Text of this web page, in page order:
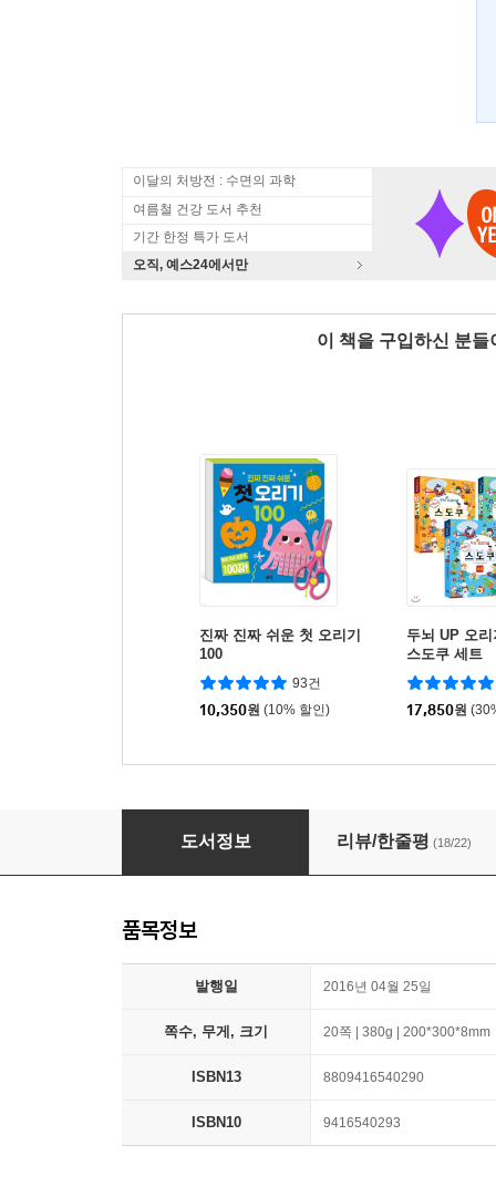
이달의 처방전 : 수면의 과학
여름철 건강 도서 추천
기간 한정 특가 도서
오직, 예스24에서만
이 책을 구입하신 분
진짜 진짜 쉬운 첫 오리기
100
93건
10,350원 (10% 할인)
두뇌 UP 오
스도쿠 세트
17,850원
옛날 종이 딱지 놀이
도서정보 리뷰/한줄평 (18/22)
품목정보
발행일 2016년 04월 25일
쪽수, 무게, 크기 20쪽 | 380g | 200*300*8mm
ISBN13 8809416540290
ISBN10 9416540293